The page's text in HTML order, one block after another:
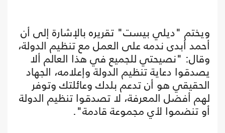
ويختم "ديلي بيست" تقريره بالإشارة إلى أن
أحمد أبدى ندمه على العمل مع تنظيم الدولة،
وقال: "نصيحتي للجميع في هذا العالم ألا
يصدقوا دعاية تنظيم الدولة وإعلامه، الجهاد
الحقيقي هو أن تدعم بلدك وعائلتك وتوفر
لهم أفضل المعرفة، لا تصدقوا تنظيم الدولة
أو تنضموا لأي مجموعة قادمة".